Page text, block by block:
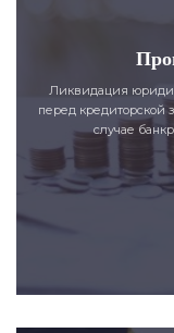
Ликвидация
перед кредиторской
случае